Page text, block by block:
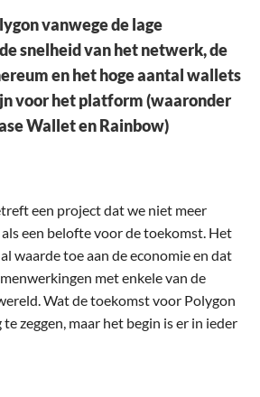
vanwege de lage
snelheid van het netwerk, de
en het hoge aantal wallets
voor het platform (waaronder
Wallet en Rainbow)
een project dat we niet meer
een belofte voor de toekomst. Het
waarde toe aan de economie en dat
met enkele van de
Wat de toekomst voor Polygon
zeggen, maar het begin is er in ieder